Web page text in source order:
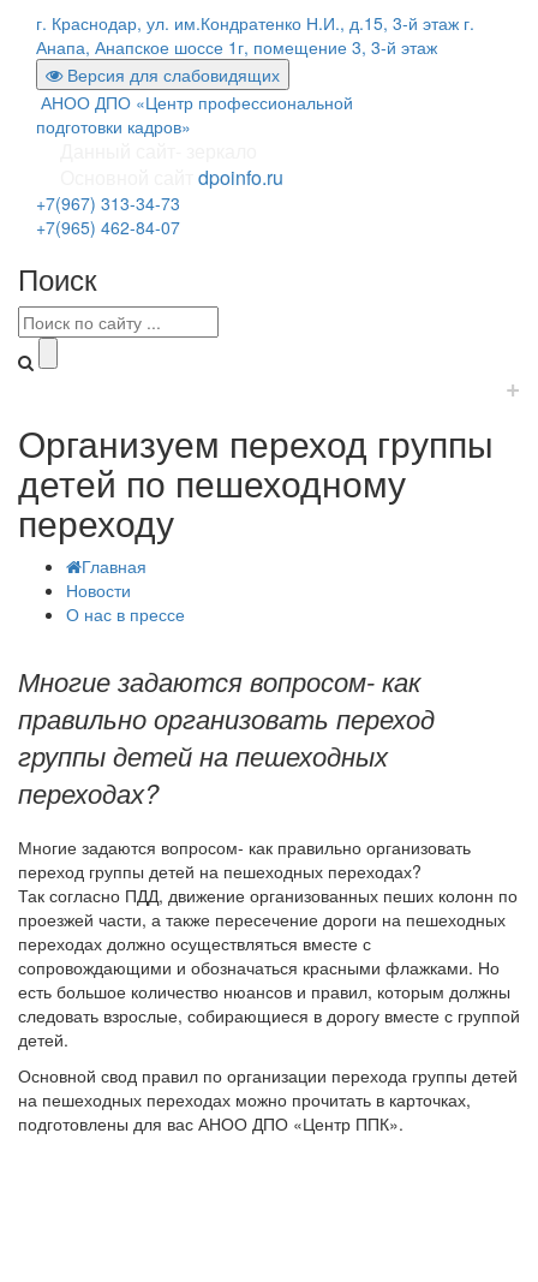
г. Краснодар, ул. им.Кондратенко Н.И., д.15, 3-й этаж г.
Анапа, Анапское шоссе 1г, помещение 3, 3-й этаж
Версия для слабовидящих
АНОО ДПО «Центр профессиональной
подготовки кадров»
dpoinfo.ru
+7(967) 313-34-73
+7(965) 462-84-07
Поиск
+
Организуем переход группы
детей по пешеходному
переходу
Главная
Новости
О нас в прессе
Многие задаются вопросом- как
правильно организовать переход
группы детей на пешеходных
переходах?
Многие задаются вопросом- как правильно организовать
переход группы детей на пешеходных переходах?
Так согласно ПДД, движение организованных пеших колонн по
проезжей части, а также пересечение дороги на пешеходных
переходах должно осуществляться вместе с
сопровождающими и обозначаться красными флажками. Но
есть большое количество нюансов и правил, которым должны
следовать взрослые, собирающиеся в дорогу вместе с группой
детей.
Основной свод правил по организации перехода группы детей
на пешеходных переходах можно прочитать в карточках,
подготовлены для вас АНОО ДПО «Центр ППК».